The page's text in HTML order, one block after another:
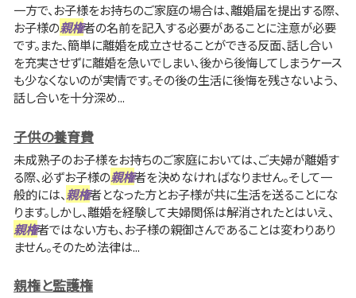
一方で、お子様をお持ちのご家庭の場合は、離婚届を提出する際、
お子様の親権者の名前を記入する必要があることに注意が必要
です。また、簡単に離婚を成立させることができる反面、話し合い
を充実させずに離婚を急いでしまい、後から後悔してしまうケース
も少なくないのが実情です。その後の生活に後悔を残さないよう、
話し合いを十分深め...
子供の養育費
未成熟子のお子様をお持ちのご家庭においては、ご夫婦が離婚す
る際、必ずお子様の親権者を決めなければなりません。そして一
般的には、親権者となった方とお子様が共に生活を送ることにな
ります。しかし、離婚を経験して夫婦関係は解消されたとはいえ、
親権者ではない方も、お子様の親御さんであることは変わりあり
ません。そのため法律は...
親権と監護権